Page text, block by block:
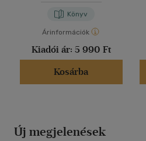
Könyv
Árinformációk
Kiadói ár: 5 990 Ft
Kosárba
Új megjelenések